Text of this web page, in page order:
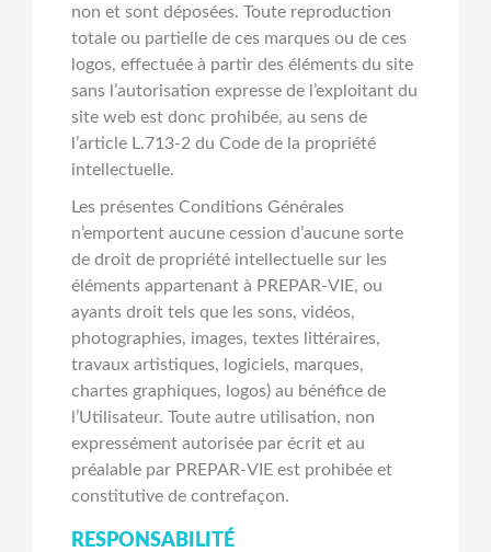
non et sont déposées. Toute reproduction
totale ou partielle de ces marques ou de ces
logos, effectuée à partir des éléments du site
sans l’autorisation expresse de l’exploitant du
site web est donc prohibée, au sens de
l’article L.713-2 du Code de la propriété
intellectuelle.
Les présentes Conditions Générales
n’emportent aucune cession d’aucune sorte
de droit de propriété intellectuelle sur les
éléments appartenant à PREPAR-VIE, ou
ayants droit tels que les sons, vidéos,
photographies, images, textes littéraires,
travaux artistiques, logiciels, marques,
chartes graphiques, logos) au bénéfice de
l’Utilisateur. Toute autre utilisation, non
expressément autorisée par écrit et au
préalable par PREPAR-VIE est prohibée et
constitutive de contrefaçon.
RESPONSABILITÉ